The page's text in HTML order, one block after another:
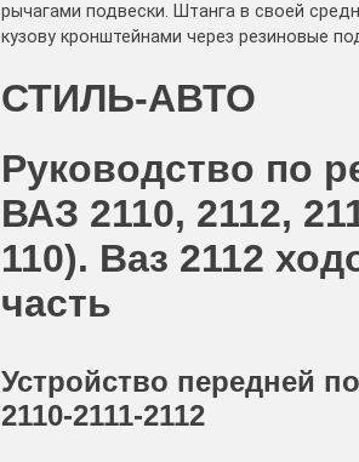
рычагами подвески. Штанга в своей
кузову кронштейнами через резиновые
СТИЛЬ-АВТО
Руководство по
ВАЗ 2110, 2112,
110). Ваз 2112
часть
Устройство передней
2110-2111-2112